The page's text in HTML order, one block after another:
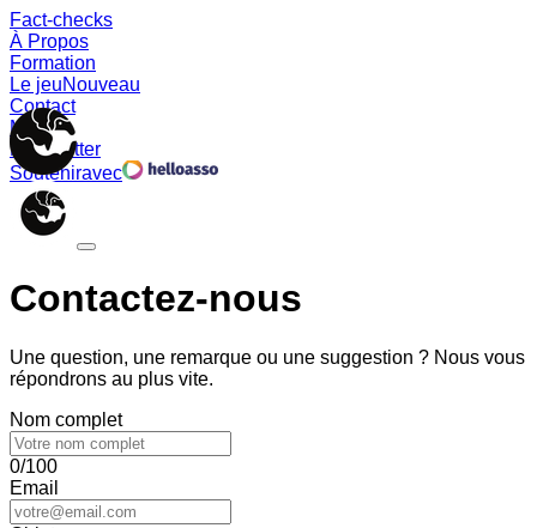
Fact-checks
À Propos
Formation
Le jeuNouveau
Contact
Memes
Newsletter
Souteniravec
Contactez-nous
Une question, une remarque ou une suggestion ? Nous vous
répondrons au plus vite.
Nom complet
0/100
Email